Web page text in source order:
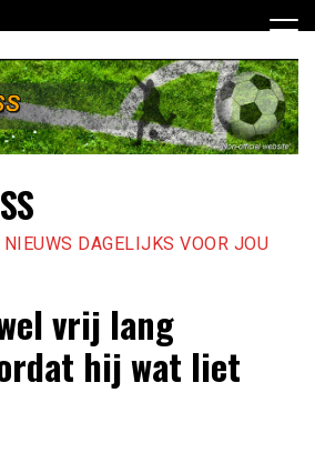
DAGELIJKS VOOR JOU
vrij lang
hij wat liet